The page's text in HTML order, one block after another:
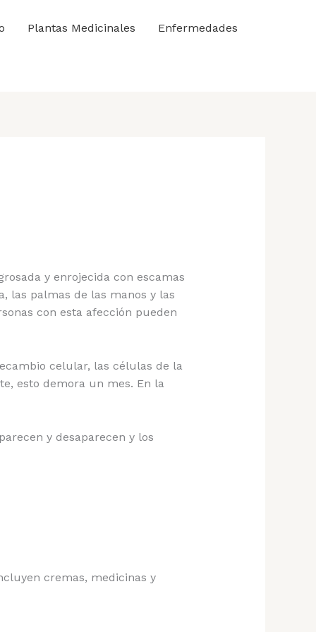
Plantas Medicinales Enfermedades
y enrojecida con escamas
las palmas de las manos y las
con esta afección pueden
celular, las células de la
esto demora un mes. En la
y desaparecen y los
cremas, medicinas y